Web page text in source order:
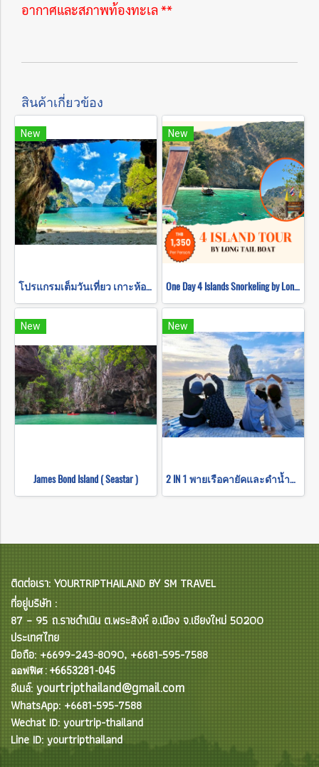
อากาศและสภาพท้องทะเล **
สินค้าเกี่ยวข้อง
New
โปรแกรมเต็มวันเที่ยว เกาะห้อง ดำนํ้าชมความงามใต้ท้องทะเล (โดยเรือหางยาว)
New
One Day 4 Islands Snorkeling by Long Tail Boat
New
James Bond Island ( Seastar )
New
2 IN 1 พายเรือคายัคและดำน้ำตื้นที่เกาะห้อง (โดยเรือหางยาว)
ติดต่อเรา: YOURTRIPTHAILAND BY SM TRAVEL
ที่อยู่บริษัท :
87 – 95 ถ.ราชดำเนิน ต.พระสิงห์ อ.เมือง จ.เชียงใหม่ 50200
ประเทศไทย
มือถือ: +6699-243-8090, +6681-595-7588
ออฟฟิศ : +6653281-045
อีเมล์: yourtripthailand@gmail.com
WhatsApp: +6681-595-7588
Wechat ID: yourtrip-thailand
Line ID: yourtripthailand